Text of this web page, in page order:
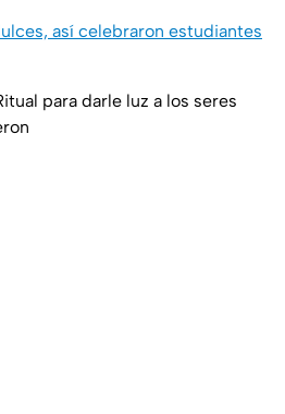
así celebraron estudiantes
para darle luz a los seres